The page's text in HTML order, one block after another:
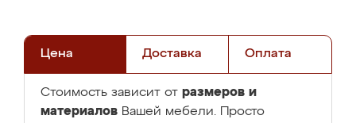
Цена Доставка Оплата
Стоимость зависит от размеров и
материалов Вашей мебели. Просто